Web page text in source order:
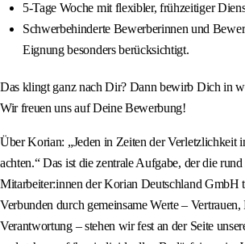
5-Tage Woche mit flexibler, frühzeitiger
Schwerbehinderte Bewerberinnen und
Eignung besonders berücksichtigt.
Das klingt ganz nach Dir? Dann bewirb Dich in
Wir freuen uns auf Deine Bewerbung!
Über Korian: „Jeden in Zeiten der Verletzlichkeit
achten.“ Das ist die zentrale Aufgabe, der die
Mitarbeiter:innen der Korian Deutschland GmbH
Verbunden durch gemeinsame Werte –
Verantwortung – stehen wir fest an der Seite